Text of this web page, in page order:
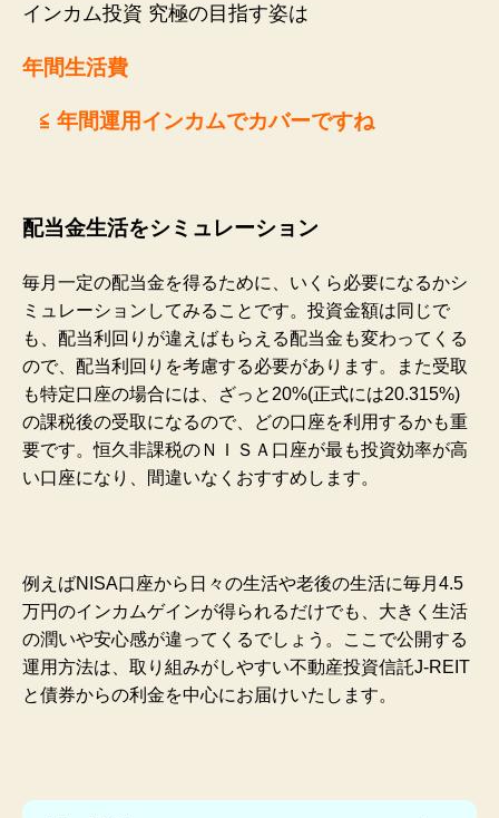
インカム投資 究極の目指す姿は
年間生活費
≦ 年間運用インカムでカバーですね
配当金生活をシミュレーション
毎月一定の配当金を得るために、いくら必要になるかシ
ミュレーションしてみることです。 投資金額は同じで
も、配当利回りが違えばもらえる配当金も変わってくる
ので、 配当利回りを考慮する必要があります。また受取
も特定口座の場合には、ざっと20%(正式には20.315%)
の課税後の受取になるので、どの口座を利用するかも重
要です。恒久非課税のＮＩＳＡ口座が最も投資効率が高
い口座になり、間違いなくおすすめします。
例えばNISA口座から日々の生活や老後の生活に毎月4.5
万円のインカムゲインが得られるだけでも、大きく生活
の潤いや安心感が違ってくるでしょう。ここで公開する
運用方法は、取り組みがしやすい不動産投資信託J-REIT
と債券からの利金を中心にお届けいたします。